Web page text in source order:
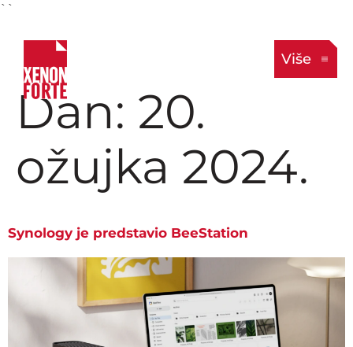
``
Više
Dan: 20.
ožujka 2024.
Synology je predstavio BeeStation